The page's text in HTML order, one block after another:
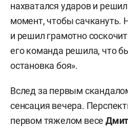
нахватался ударов и
момент, чтобы сачкануть.
и решил грамотно
его команда решила, что
остановка боя».
Вслед за первым
сенсация вечера.
первом тяжелом весе